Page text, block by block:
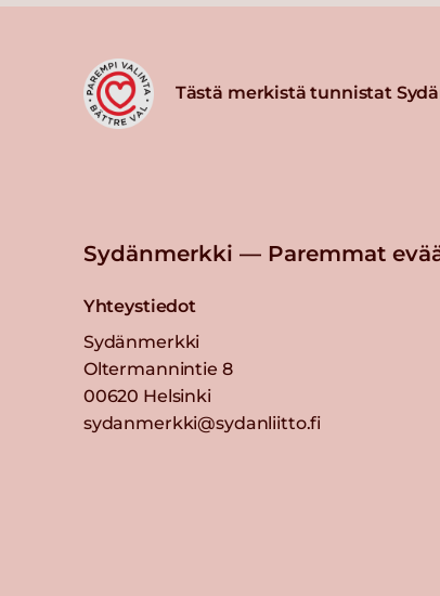
Tästä merkistä tunnistat
Sydänmerkki — Paremmat
Yhteystiedot
Sydänmerkki
Oltermannintie 8
00620 Helsinki
sydanmerkki@sydanliitto.fi